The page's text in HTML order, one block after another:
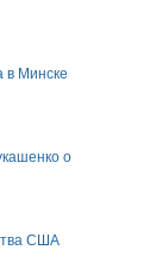
в Минске
о
США